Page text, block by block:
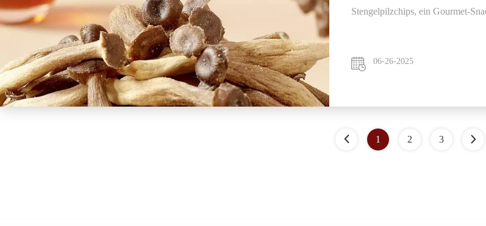
Stengelpilzchips, ein Gourmet-
06-26-2025
1 2 3